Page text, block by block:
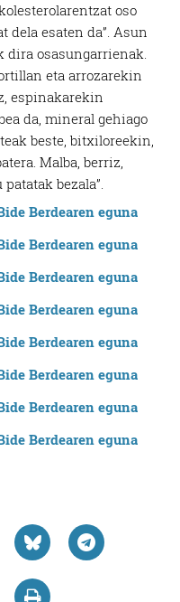
oso
dela esaten da”. Asun
dira osasungarrienak.
eta arrozarekin
espinakarekin
da, mineral gehiago
beste, bitxiloreekin,
Malba, berriz,
bezala”.